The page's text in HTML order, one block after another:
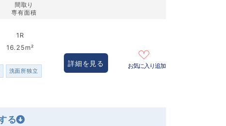
間取り
専有面積
1R
16.25m²
洗面所独立
詳細を見る お気に入り追加